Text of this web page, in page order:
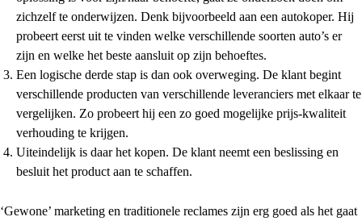
zichzelf te onderwijzen. Denk bijvoorbeeld aan een autokoper. Hij
probeert eerst uit te vinden welke verschillende soorten auto’s er
zijn en welke het beste aansluit op zijn behoeftes.
Een logische derde stap is dan ook overweging. De klant begint
verschillende producten van verschillende leveranciers met elkaar te
vergelijken. Zo probeert hij een zo goed mogelijke prijs-kwaliteit
verhouding te krijgen.
Uiteindelijk is daar het kopen. De klant neemt een beslissing en
besluit het product aan te schaffen.
‘Gewone’ marketing en traditionele reclames zijn erg goed als het gaat